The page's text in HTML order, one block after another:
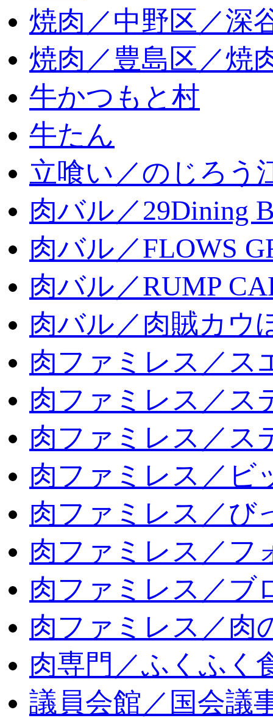
焼肉／中野区／深
焼肉／豊島区／焼
牛かつもと村
牛たん
立喰い／のじろう
肉バル／29Dining
肉バル／FLOWS
肉バル／RUMP
肉バル／肉賊カウ
肉ファミレス／ス
肉ファミレス／ス
肉ファミレス／ス
肉ファミレス／ビ
肉ファミレス／び
肉ファミレス／フ
肉ファミレス／ブ
肉ファミレス／肉
肉専門／ふくふく
議員会館／国会議